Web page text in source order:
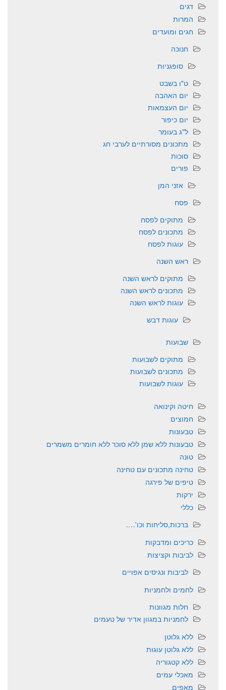
דגים
המרות
חגים ומועדים
חנוכה
סופגניות
ט"ו בשבט
יום האהבה
יום העצמאות
יום כיפור
ל"ג בעומר
מתכונים מסורתיים לערבי חג
סוכות
פורים
אזני המן
פסח
מתוקים לפסח
מתכונים לפסח
עוגות לפסח
ראש השנה
מתוקים לראש השנה
מתכונים לראש השנה
עוגות לראש השנה
עוגות דבש
שבועות
מתוקים לשבועות
מתכונים לשבועות
עוגות לשבועות
חיטה וקינואה
חמוצים
טבעונות
טבעונות ללא שמן ללא סוכר ללא חומרים משמרים
טונה
טחינה מתכונים עם טחינה
טיפים של פירגה
ירקות
כללי
ברכות,סליחות וכו'….
כריכים ומדבקות
לביבות וקציצות
לביבות ונגיסים אפויים
לחמים ולחמניות
חלות מגוונות
לחמניות במגוון אדיר של טעמים
ללא גלוטן
ללא גלוטן עוגות
ללא קטגוריה
מאכלי עמים
מאפים